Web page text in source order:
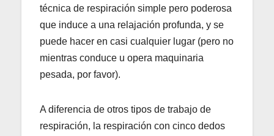
técnica de respiración simple pero poderosa
que induce a una relajación profunda, y se
puede hacer en casi cualquier lugar (pero no
mientras conduce u opera maquinaria
pesada, por favor).
A diferencia de otros tipos de trabajo de
respiración, la respiración con cinco dedos